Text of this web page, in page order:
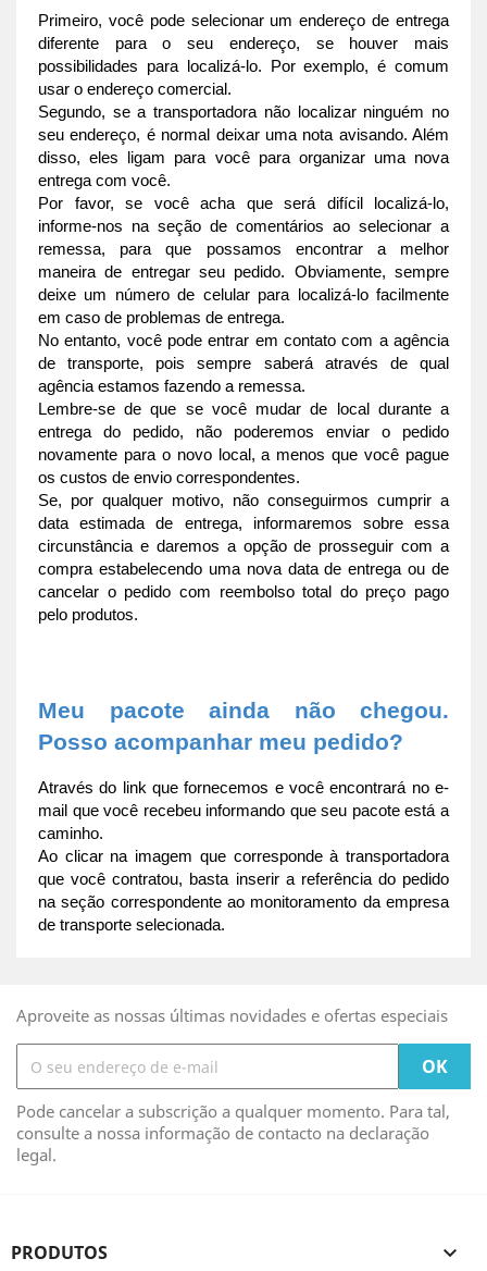
Primeiro, você pode selecionar um endereço de entrega
diferente para o seu endereço, se houver mais
possibilidades para localizá-lo. Por exemplo, é comum
usar o endereço comercial.
Segundo, se a transportadora não localizar ninguém no
seu endereço, é normal deixar uma nota avisando. Além
disso, eles ligam para você para organizar uma nova
entrega com você.
Por favor, se você acha que será difícil localizá-lo,
informe-nos na seção de comentários ao selecionar a
remessa, para que possamos encontrar a melhor
maneira de entregar seu pedido. Obviamente, sempre
deixe um número de celular para localizá-lo facilmente
em caso de problemas de entrega.
No entanto, você pode entrar em contato com a agência
de transporte, pois sempre saberá através de qual
agência estamos fazendo a remessa.
Lembre-se de que se você mudar de local durante a
entrega do pedido, não poderemos enviar o pedido
novamente para o novo local, a menos que você pague
os custos de envio correspondentes.
Se, por qualquer motivo, não conseguirmos cumprir a
data estimada de entrega, informaremos sobre essa
circunstância e daremos a opção de prosseguir com a
compra estabelecendo uma nova data de entrega ou de
cancelar o pedido com reembolso total do preço pago
pelo produtos.
Meu pacote ainda não chegou.
Posso acompanhar meu pedido?
Através do link que fornecemos e você encontrará no e-
mail que você recebeu informando que seu pacote está a
caminho.
Ao clicar na imagem que corresponde à transportadora
que você contratou, basta inserir a referência do pedido
na seção correspondente ao monitoramento da empresa
de transporte selecionada.
Aproveite as nossas últimas novidades e ofertas especiais
Pode cancelar a subscrição a qualquer momento. Para tal,
consulte a nossa informação de contacto na declaração
legal.
PRODUTOS 